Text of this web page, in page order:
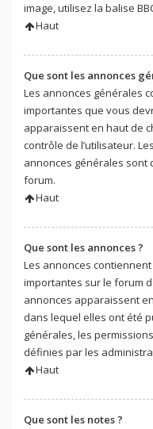
image, utilisez la balise
Haut
Que sont les annonces
Les annonces générales
importantes que vous
apparaissent en haut de
contrôle de l’utilisateur.
annonces générales sont
forum.
Haut
Que sont les annonces ?
Les annonces
importantes sur le forum
annonces apparaissent
dans lequel elles ont été
générales, les
définies par les
Haut
Que sont les notes ?